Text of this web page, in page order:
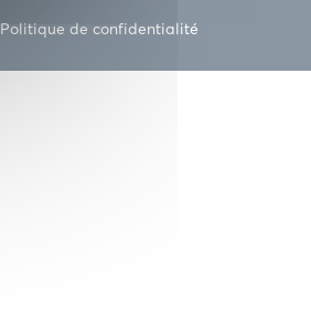
Politique de confidentialité